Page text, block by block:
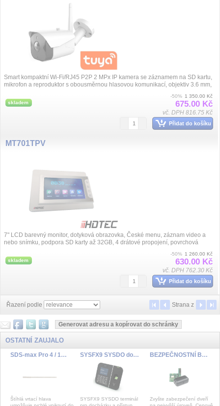
Smart kompaktní Wi-Fi/RJ45 P2P 2 MPx IP kamera se záznamem na SD kartu,
mikrofon a reproduktor s obousměrnou hlasovou komunikací, objektiv 3.6 mm,
skladem
-50% 1 350.00 Kč
675.00 Kč
vč. DPH 816.75 Kč
Přidat do košíku
MT701TPV
7" LCD barevný monitor, dotyková obrazovka, České menu, záznam video a
nebo snímku, podpora SD karty až 32GB, 4 drátové propojení, povrchová
skladem
-50% 1 260.00 Kč
630.00 Kč
vč. DPH 762.30 Kč
Přidat do košíku
Řazení podle Strana z
OSTATNÍ ZAUJALO
SDS-max Pro 4 / 15 x 340 mm
Štíhlá vrtací hlava
SYSFX9 SYSDO docházkový a přístupový terminál
SYSFX9 SYSDO terminál
BEZPEČNOSTNÍ BALÍČEK PRO 2N® IP FORCE
Zvyšte zabezpečení dveří